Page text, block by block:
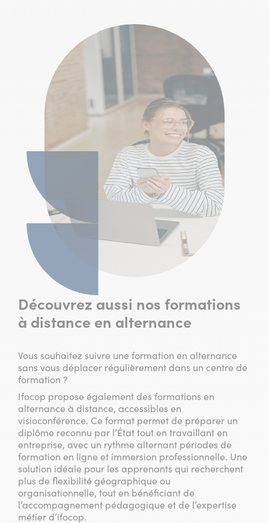
Découvrez aussi nos formations
à distance en alternance
Vous souhaitez suivre une formation en alternance
sans vous déplacer régulièrement dans un centre de
formation ?
Ifocop propose également des formations en
alternance à distance, accessibles en
visioconférence. Ce format permet de préparer un
diplôme reconnu par l’État tout en travaillant en
entreprise, avec un rythme alternant périodes de
formation en ligne et immersion professionnelle. Une
solution idéale pour les apprenants qui recherchent
plus de flexibilité géographique ou
organisationnelle, tout en bénéficiant de
l’accompagnement pédagogique et de l’expertise
métier d’ifocop.